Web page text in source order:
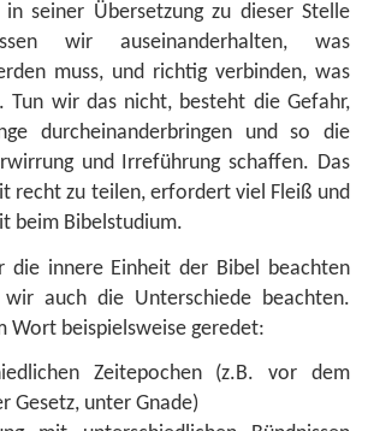
in seiner Übersetzung zu dieser Stelle
wir auseinanderhalten, was
muss, und richtig verbinden, was
Tun wir das nicht, besteht die Gefahr,
durcheinanderbringen und so die
und Irreführung schaffen. Das
recht zu teilen, erfordert viel Fleiß und
beim Bibelstudium.
die innere Einheit der Bibel beachten
wir auch die Unterschiede beachten.
Wort beispielsweise geredet:
Zeitepochen (z.B. vor dem
Gesetz, unter Gnade)